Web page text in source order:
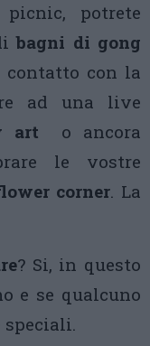
potrete
bagni di gong
con la
ad una live
art o ancora
le vostre
corner. La
? Si, in questo
e se qualcuno
speciali.